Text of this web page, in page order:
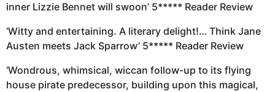
inner Lizzie Bennet will swoon’ 5***** Reader Review
‘Witty and entertaining. A literary delight!… Think Jane
Austen meets Jack Sparrow’ 5***** Reader Review
‘Wondrous, whimsical, wiccan follow-up to its flying
house pirate predecessor, building upon this magical,